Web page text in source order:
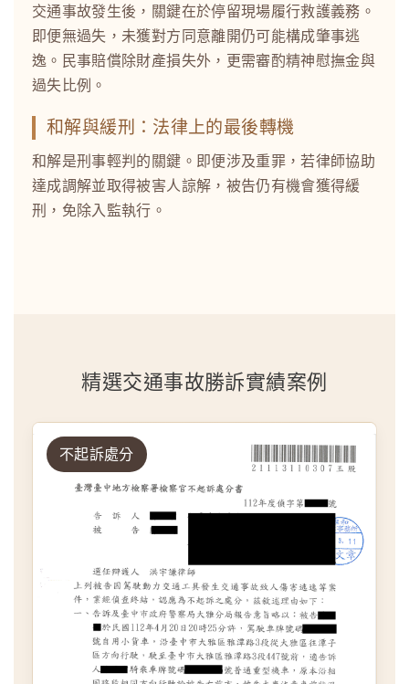
交通事故發生後，關鍵在於停留現場履行救護義務。
即便無過失，未獲對方同意離開仍可能構成肇事逃
逸。民事賠償除財產損失外，更需審酌精神慰撫金與
過失比例。
和解與緩刑：法律上的最後轉機
和解是刑事輕判的關鍵。即便涉及重罪，若律師協助
達成調解並取得被害人諒解，被告仍有機會獲得緩
刑，免除入監執行。
精選交通事故勝訴實績案例
不起訴處分